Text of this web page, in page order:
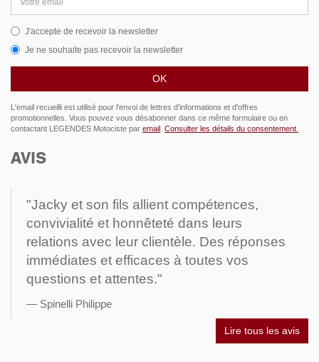
email
J'accepte de recevoir la newsletter
Je ne souhaite pas recevoir la newsletter
L'email recueilli est utilisé pour l'envoi de lettres d'informations et d'offres
promotionnelles. Vous pouvez vous désabonner dans ce même formulaire ou en
contactant LEGENDES Motociste par email . Consulter les détails du consentement.
AVIS
"Jacky et son fils allient compétences,
convivialité et honnêteté dans leurs
relations avec leur clientèle. Des réponses
immédiates et efficaces à toutes vos
questions et attentes."
Spinelli Philippe
Lire tous les avis